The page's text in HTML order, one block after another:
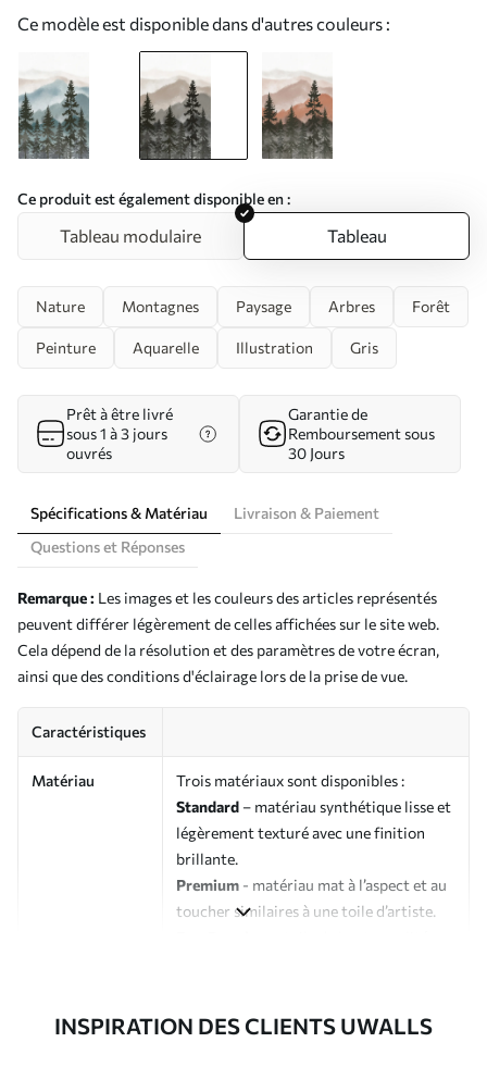
Ce modèle est disponible dans d'autres couleurs :
Ce produit est également disponible en :
Tableau modulaire Tableau
Nature Montagnes Paysage Arbres Forêt
Peinture Aquarelle Illustration Gris
Prêt à être livré
sous 1 à 3 jours
ouvrés
Garantie de
Remboursement sous
30 Jours
Spécifications & Matériau
Livraison & Paiement
Questions et Réponses
Remarque : Les images et les couleurs des articles représentés
peuvent différer légèrement de celles affichées sur le site web.
Cela dépend de la résolution et des paramètres de votre écran,
ainsi que des conditions d'éclairage lors de la prise de vue.
Caractéristiques
Matériau
Trois matériaux sont disponibles :
Standard – matériau synthétique lisse et
légèrement texturé avec une finition
brillante.
Premium - matériau mat à l’aspect et au
toucher similaires à une toile d’artiste.
INSPIRATION DES CLIENTS UWALLS